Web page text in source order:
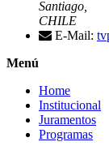
Santiago,
CHILE
E-Mail:
Menú
Home
Institucional
Juramentos
Programas